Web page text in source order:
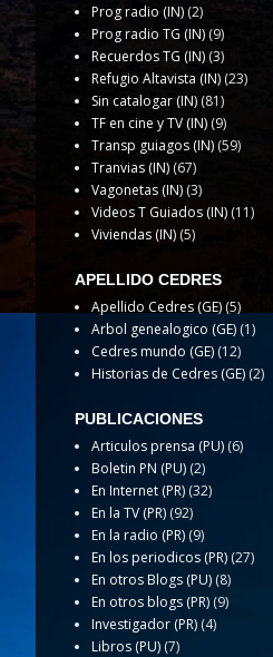
Prog radio (IN) (2)
Prog radio TG (IN) (9)
Recuerdos TG (IN) (3)
Refugio Altavista (IN) (23)
Sin catalogar (IN) (81)
TF en cine y TV (IN) (9)
Transp guiagos (IN)(59)
Tranvias (IN) (67)
Vagonetas (IN) (3)
Videos T Guiados (IN) (11)
Viviendas (IN) (5)
APELLIDO CEDRES
Apellido Cedres (GE) (5)
Arbol genealogico (GE) (1)
Cedres mundo (GE) (12)
Historias de Cedres (GE) (2)
PUBLICACIONES
Articulos prensa (PU) (6)
Boletin PN (PU) (2)
En Internet (PR) (32)
En la TV (PR) (92)
En la radio (PR) (9)
En los periodicos (PR) (27)
En otros Blogs (PU) (8)
En otros blogs (PR) (9)
Investigador (PR) (4)
Libros (PU) (7)